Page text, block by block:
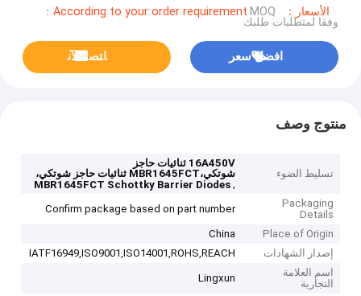
الأسعار：According to your order requirement MOQ：
وفقا لمتطلبات طلبك
افضل سعر ﺎﺘﺼﻟ ﺍﻶﻧ
منتوج وصف
تسليط الضوء
16A450V ثنائيات حاجز
شوتكي،MBR1645FCT ثنائيات حاجز شوتكي،
,
MBR1645FCT Schottky Barrier Diodes
Packaging
Details
Confirm package based on part number
Place of Origin
China
إصدار الشهادات
IATF16949,ISO9001,ISO14001,ROHS,REACH
اسم العلامة
التجارية
Lingxun